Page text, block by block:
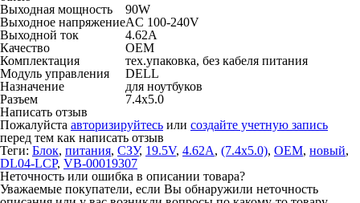
Выходная мощность
90W
Выходное напряжениеAC 100-240V
Выходной ток
4.62А
Качество
OEM
Комплектация
тех.упаковка, без кабеля питания
Модуль управления
DELL
Назначение
для ноутбуков
Разъем
7.4x5.0
Написать отзыв
Пожалуйста авторизируйтесь или создайте учетную запись
перед тем как написать отзыв
Теги: Блок, питания, СЗУ, 19.5V, 4.62А, (7.4x5.0), OEM, новый,
DL04-LCP, VB-00019307
Неточность или ошибка в описании товара?
Уважаемые покупатели, если Вы обнаружили неточность